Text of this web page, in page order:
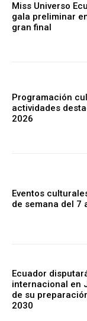
Miss Universo
gala preliminar
gran final
Programación
actividades
2026
Eventos
de semana del 7
Ecuador
internacional en
de su
2030